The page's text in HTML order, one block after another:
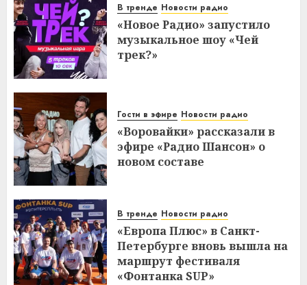
В тренде Новости радио
«Новое Радио» запустило
музыкальное шоу «Чей
трек?»
Гости в эфире Новости радио
«Воровайки» рассказали в
эфире «Радио Шансон» о
новом составе
В тренде Новости радио
«Европа Плюс» в Санкт-
Петербурге вновь вышла на
маршрут фестиваля
«Фонтанка SUP»